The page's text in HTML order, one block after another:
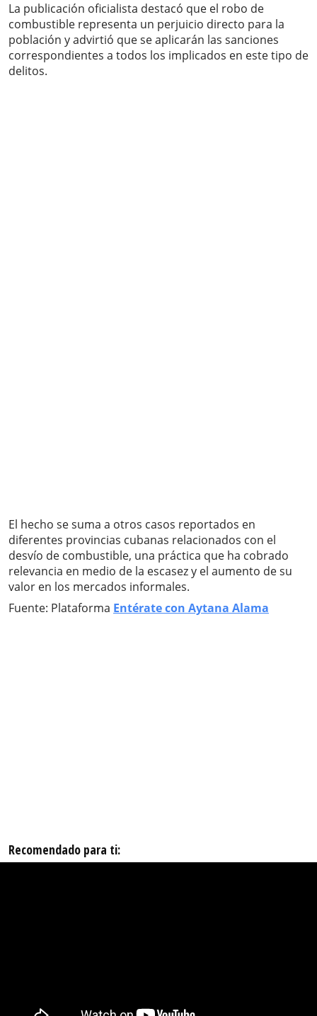
La publicación oficialista destacó que el robo de
combustible representa un perjuicio directo para la
población y advirtió que se aplicarán las sanciones
correspondientes a todos los implicados en este tipo de
delitos.
El hecho se suma a otros casos reportados en
diferentes provincias cubanas relacionados con el
desvío de combustible, una práctica que ha cobrado
relevancia en medio de la escasez y el aumento de su
valor en los mercados informales.
Fuente: Plataforma Entérate con Aytana Alama
Recomendado para ti: